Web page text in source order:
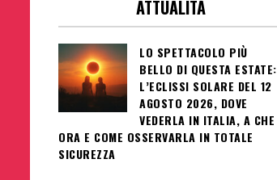
ATTUALITÀ
LO SPETTACOLO PIÙ
BELLO DI QUESTA ESTATE:
L’ECLISSI SOLARE DEL 12
AGOSTO 2026, DOVE
VEDERLA IN ITALIA, A CHE
ORA E COME OSSERVARLA IN TOTALE
SICUREZZA